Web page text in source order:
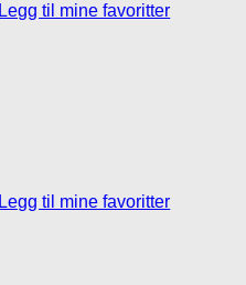
Legg til mine favoritter
Legg til mine favoritter